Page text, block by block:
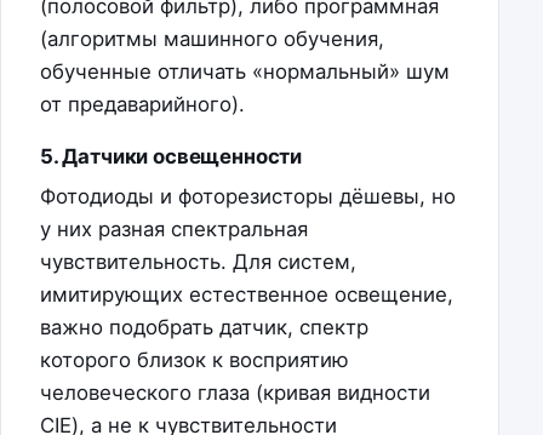
(полосовой фильтр), либо программная
(алгоритмы машинного обучения,
обученные отличать «нормальный» шум
от предаварийного).
5. Датчики освещенности
Фотодиоды и фоторезисторы дёшевы, но
у них разная спектральная
чувствительность. Для систем,
имитирующих естественное освещение,
важно подобрать датчик, спектр
которого близок к восприятию
человеческого глаза (кривая видности
CIE), а не к чувствительности